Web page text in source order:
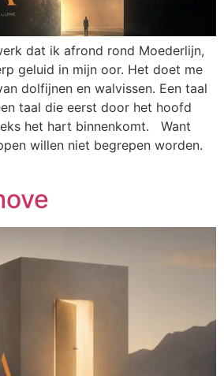
dat ik afrond rond Moederlijn,
geluid in mijn oor. Het doet me
dolfijnen en walvissen. Een taal
taal die eerst door het hoofd
het hart binnenkomt. Want
willen niet begrepen worden.